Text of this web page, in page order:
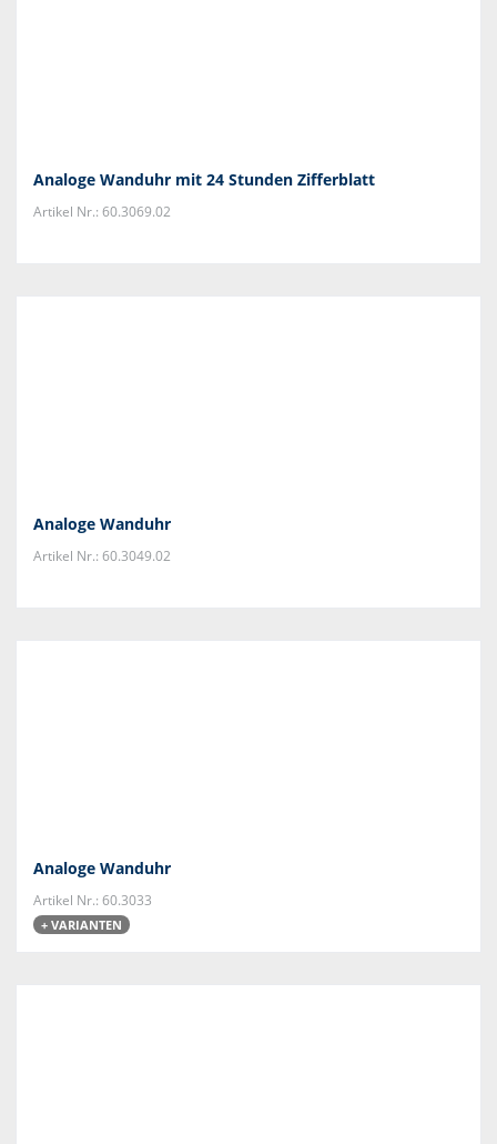
Analoge Wanduhr mit 24 Stunden Zifferblatt
Artikel Nr.: 60.3069.02
Analoge Wanduhr
Artikel Nr.: 60.3049.02
Analoge Wanduhr
Artikel Nr.: 60.3033
+ VARIANTEN